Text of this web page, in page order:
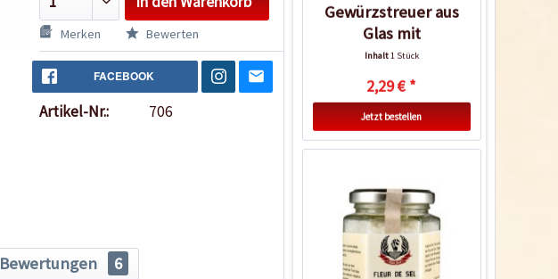
Merken Bewerten
FACEBOOK
Artikel-Nr.: 706
Bewertungen 6
Gewürzstreuer aus
Glas mit
Mühlenaufsatz
Inhalt 1 Stück
2,29 € *
Jetzt bestellen